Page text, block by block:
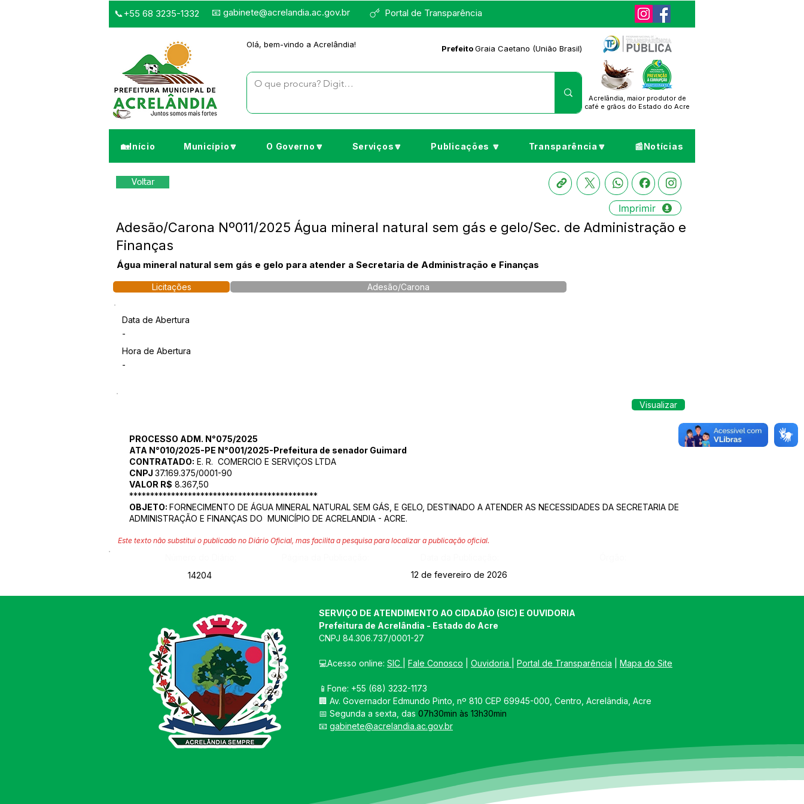
Portal de Transparência
📞+55 68 3235-1332 📧 gabinete@acrelandia.ac.gov.br
Olá, bem-vindo a Acrelândia! PrefeitoGraia Caetano (União Brasil)
Acrelândia, maior produtor de
café e grãos do Estado do Acre
🏡Início Município🔽 O Governo🔽 Serviços🔽 Publicações 🔽 Transparência🔽 📰Notícias
Voltar
Imprimir
Adesão/Carona Nº011/2025 Água mineral natural sem gás e gelo/Sec. de Administração e
Finanças
Água mineral natural sem gás e gelo para atender a Secretaria de Administração e Finanças
Licitações Adesão/Carona
Data de Abertura
-
Hora de Abertura
-
Visualizar
PROCESSO ADM. N°075/2025
ATA N°010/2025-PE N°001/2025-Prefeitura de senador Guimard
CONTRATADO: E. R. COMERCIO E SERVIÇOS LTDA
CNPJ 37.169.375/0001-90
VALOR R$ 8.367,50
*********************************************
OBJETO: FORNECIMENTO DE ÁGUA MINERAL NATURAL SEM GÁS, E GELO, DESTINADO A ATENDER AS NECESSIDADES DA SECRETARIA DE
ADMINISTRAÇÃO E FINANÇAS DO MUNICÍPIO DE ACRELANDIA - ACRE.
Este texto não substitui o publicado no Diário Oficial, mas facilita a pesquisa para localizar a publicação oficial.
14204
12 de fevereiro de 2026
SERVIÇO DE ATENDIMENTO AO CIDADÃO (SIC) E OUVIDORIA
Prefeitura de Acrelândia - Estado do Acre
CNPJ 84.306.737/0001-27
💻Acesso online: SIC Fale Conosco Ouvidoria Portal de Transparência Mapa do Site
📱Fone: +55 (68) 3232-1173
🏢 Av. Governador Edmundo Pinto, nº 810 CEP 69945-000, Centro, Acrelândia, Acre
📅 Segunda a sexta, das 07h30min às 13h30min
📧 gabinete@acrelandia.ac.gov.br